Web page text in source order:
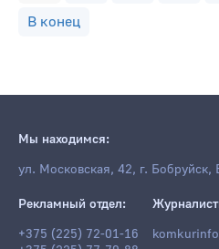
В конец
Мы находимся:
ул. Московская, 42, г. Бобруйск,
Рекламный отдел:
+375 (225) 72-01-16